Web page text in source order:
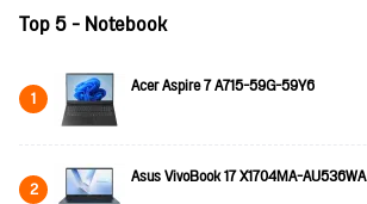
Top 5 - Notebook
1 Acer Aspire 7 A715-59G-59Y6
2 Asus VivoBook 17 X1704MA-AU536WA